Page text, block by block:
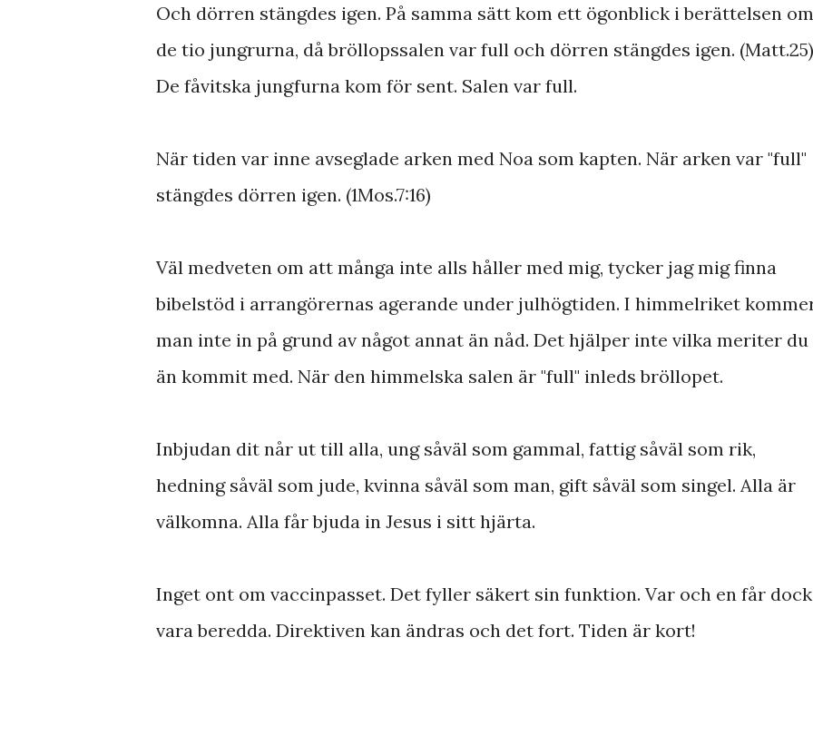
Och dörren stängdes igen. På samma sätt kom ett ögonblick i berättelsen om
de tio jungrurna, då bröllopssalen var full och dörren stängdes igen. (Matt.25)
De fåvitska jungfurna kom för sent. Salen var full.
När tiden var inne avseglade arken med Noa som kapten. När arken var "full"
stängdes dörren igen. (1Mos.7:16)
Väl medveten om att många inte alls håller med mig, tycker jag mig finna
bibelstöd i arrangörernas agerande under julhögtiden. I himmelriket
man inte in på grund av något annat än nåd. Det hjälper inte vilka meriter du
än kommit med. När den himmelska salen är "full" inleds bröllopet.
Inbjudan dit når ut till alla, ung såväl som gammal, fattig såväl som rik,
hedning såväl som jude, kvinna såväl som man, gift såväl som singel. Alla är
välkomna. Alla får bjuda in Jesus i sitt hjärta.
Inget ont om vaccinpasset. Det fyller säkert sin funktion. Var och en får dock
vara beredda. Direktiven kan ändras och det fort. Tiden är kort!